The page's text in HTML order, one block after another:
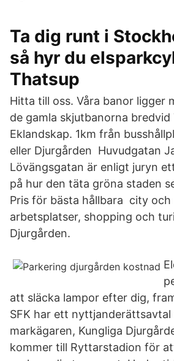
Ta dig runt i
så hyr du
Thatsup
Hitta till oss. Våra banor ligger
de gamla skjutbanorna bredvid
Eklandskap. 1km från
eller Djurgården Huvudgatan
Lövängsgatan är enligt juryn
på hur den täta gröna staden
Pris för bästa hållbara city och
arbetsplatser, shopping och
Djurgården.
att släcka lampor efter dig,
SFK har ett nyttjanderättsavtal
markägaren, Kungliga
kommer till Ryttarstadion för